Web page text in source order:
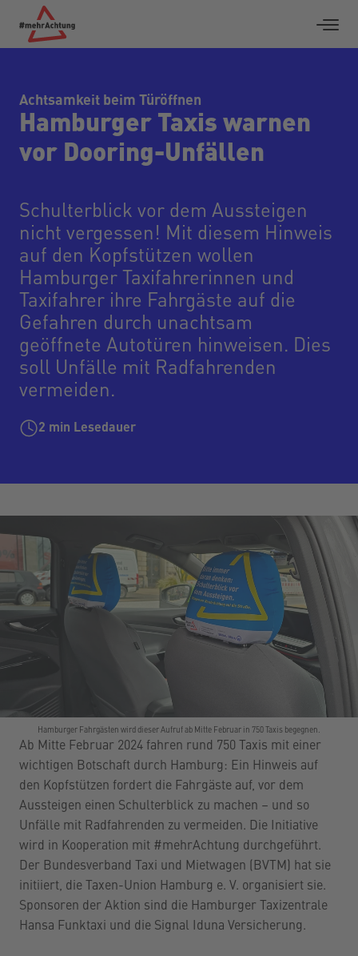
Achtsamkeit beim Türöffnen
Hamburger Taxis warnen
vor Dooring-Unfällen
Schulterblick vor dem Aussteigen
nicht vergessen! Mit diesem Hinweis
auf den Kopfstützen wollen
Hamburger Taxifahrerinnen und
Taxifahrer ihre Fahrgäste auf die
Gefahren durch unachtsam
geöffnete Autotüren hinweisen. Dies
soll Unfälle mit Radfahrenden
vermeiden.
2 min Lesedauer
Hamburger Fahrgästen wird dieser Aufruf ab Mitte Februar in 750 Taxis begegnen.
Ab Mitte Februar 2024 fahren rund 750 Taxis mit einer
wichtigen Botschaft durch Hamburg: Ein Hinweis auf
den Kopfstützen fordert die Fahrgäste auf, vor dem
Aussteigen einen Schulterblick zu machen – und so
Unfälle mit Radfahrenden zu vermeiden. Die Initiative
wird in Kooperation mit #mehrAchtung durchgeführt.
Der Bundesverband Taxi und Mietwagen (BVTM) hat sie
initiiert, die Taxen-Union Hamburg e. V. organisiert sie.
Sponsoren der Aktion sind die Hamburger Taxizentrale
Hansa Funktaxi und die Signal Iduna Versicherung.